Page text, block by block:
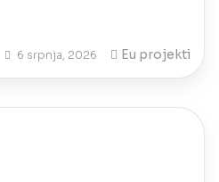
6 srpnja, 2026 Eu projekti